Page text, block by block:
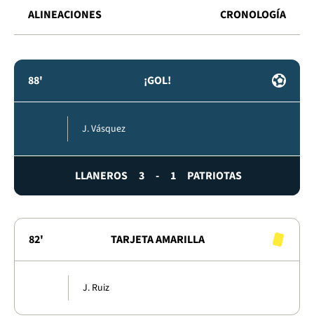
ALINEACIONES CRONOLOGÍA
88' ¡GOL!
J. Vásquez
LLANEROS 3 - 1 PATRIOTAS
82' TARJETA AMARILLA
J. Ruiz